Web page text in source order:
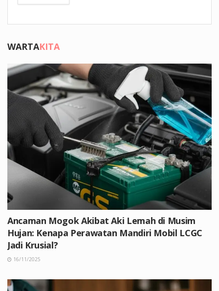
WARTAKITA
Ancaman Mogok Akibat Aki Lemah di Musim
Hujan: Kenapa Perawatan Mandiri Mobil LCGC
Jadi Krusial?
16/11/2025